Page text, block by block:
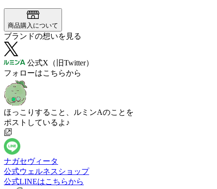
商品購入について
ブランドの想いを見る
公式X（旧Twitter）
フォローはこちらから
ほっこりすること、ルミンAのことを
ポストしているよ♪
ナガセヴィータ
公式ウェルネスショップ
公式LINEはこちらから